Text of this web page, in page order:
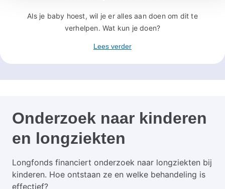
Als je baby hoest, wil je er alles aan doen om dit te
verhelpen. Wat kun je doen?
Lees verder
Onderzoek naar kinderen
en longziekten
Longfonds financiert onderzoek naar longziekten bij
kinderen. Hoe ontstaan ze en welke behandeling is
effectief?